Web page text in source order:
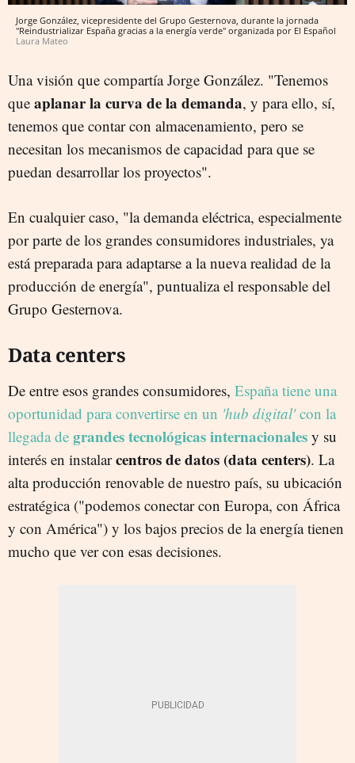
Jorge González, vicepresidente del Grupo Gesternova, durante la jornada
"Reindustrializar España gracias a la energía verde" organizada por El Español
Laura Mateo
Una visión que compartía Jorge González. "Tenemos
que aplanar la curva de la demanda, y para ello, sí,
tenemos que contar con almacenamiento, pero se
necesitan los mecanismos de capacidad para que se
puedan desarrollar los proyectos".
En cualquier caso, "la demanda eléctrica, especialmente
por parte de los grandes consumidores industriales, ya
está preparada para adaptarse a la nueva realidad de la
producción de energía", puntualiza el responsable del
Grupo Gesternova.
Data centers
De entre esos grandes consumidores, España tiene una
oportunidad para convertirse en un 'hub digital'con la
llegada de grandes tecnológicas internacionales y su
interés en instalarcentros de datos (data centers). La
alta producción renovable de nuestro país, su ubicación
estratégica ("podemos conectar con Europa, con África
y con América") y los bajos precios de la energía tienen
mucho que ver con esas decisiones.